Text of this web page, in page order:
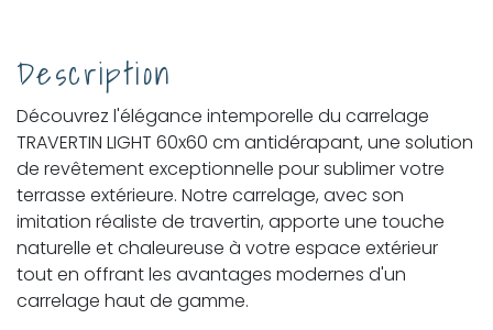
Description
Découvrez l'élégance intemporelle du carrelage
TRAVERTIN LIGHT 60x60 cm antidérapant, une solution
de revêtement exceptionnelle pour sublimer votre
terrasse extérieure. Notre carrelage, avec son
imitation réaliste de travertin, apporte une touche
naturelle et chaleureuse à votre espace extérieur
tout en offrant les avantages modernes d'un
carrelage haut de gamme.